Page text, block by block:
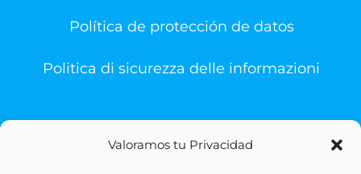
Valoramos tu Privacidad
Política de protección de datos
Politica di sicurezza delle informazioni